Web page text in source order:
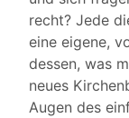
recht? Jede
eine eigene,
dessen, was
neues
Augen des